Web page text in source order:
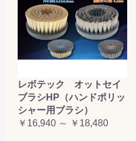
レボテック オットセイ
ブラシHP（ハンドポリッ
シャー用ブラシ）
￥16,940 ～ ￥18,480